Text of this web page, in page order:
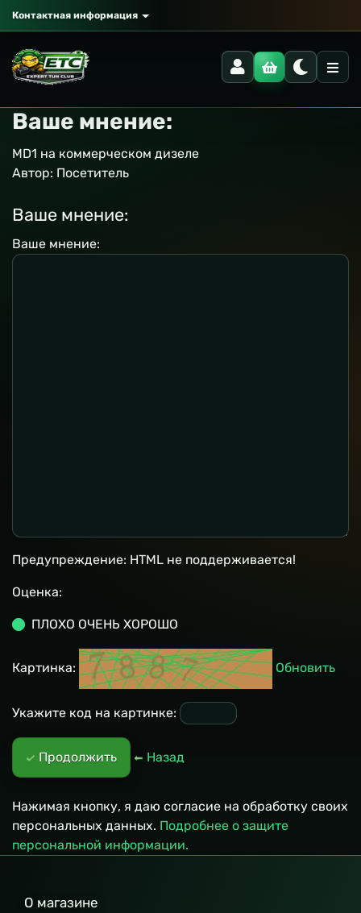
Контактная информация
Ваше мнение:
MD1 на коммерческом дизеле
Автор: Посетитель
Ваше мнение:
Ваше мнение:
Предупреждение: HTML не поддерживается!
Оценка:
ПЛОХО ОЧЕНЬ ХОРОШО
Картинка: Обновить
Укажите код на картинке:
Продолжить Назад
Нажимая кнопку, я даю согласие на обработку своих
персональных данных. Подробнее о защите
персональной информации.
О магазине